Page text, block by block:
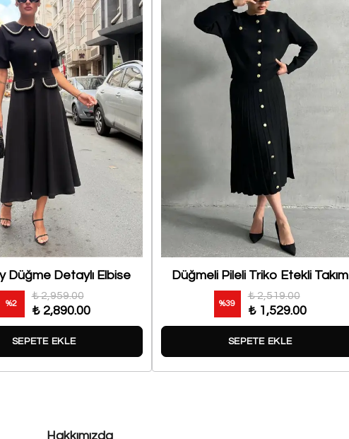
Düğme Detaylı Elbise
%2
₺ 2,959.00
₺ 2,890.00
SEPETE EKLE
Düğmeli Pileli Triko Etekli Takım
%39
₺ 2,519.00
₺ 1,529.00
SEPETE EKLE
Hakkımızda